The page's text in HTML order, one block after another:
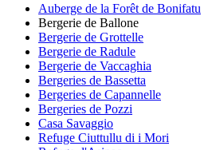
Auberge de la Forêt de Bonifatu
Bergerie de Ballone
Bergerie de Grottelle
Bergerie de Radule
Bergerie de Vaccaghia
Bergeries de Bassetta
Bergeries de Capannelle
Bergeries de Pozzi
Casa Savaggio
Refuge Ciuttullu di i Mori